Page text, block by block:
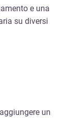
e una
su diversi
un